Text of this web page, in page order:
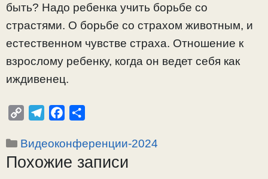
быть? Надо ребенка учить борьбе со
страстями. О борьбе со страхом животным, и
естественном чувстве страха. Отношение к
взрослому ребенку, когда он ведет себя как
иждивенец.
p
y
l
e
c
e
п
р
Рубрики
Видеоконференции-2024
Похожие записи